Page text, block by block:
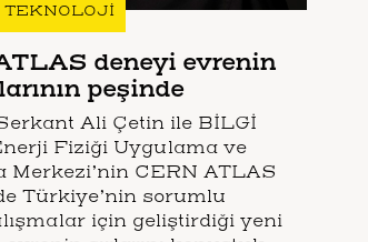
TEKNOLOJİ
deneyi evrenin
peşinde
Ali Çetin ile BİLGİ
Fiziği Uygulama ve
Merkezi’nin CERN ATLAS
Türkiye’nin sorumlu
için geliştirdiği yeni